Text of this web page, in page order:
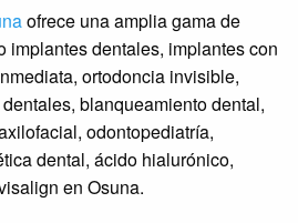
ofrece una amplia gama de
implantes dentales, implantes con
ortodoncia invisible,
blanqueamiento dental,
odontopediatría,
dental, ácido hialurónico,
en Osuna.